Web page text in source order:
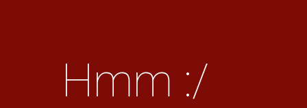
Hmm :/